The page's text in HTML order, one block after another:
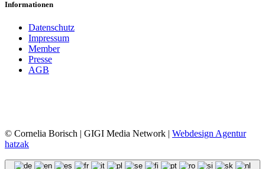
Informationen
Datenschutz
Impressum
Member
Presse
AGB
© Cornelia Borisch | GIGI Media Network | Webdesign Agentur
hatzak